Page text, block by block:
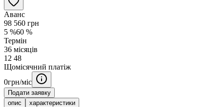
Аванс
98 560 грн
5 %60 %
Термін
36 місяців
12 48
Щомісячний платіж
0грн/міс
Подати заявку
опис
характеристики